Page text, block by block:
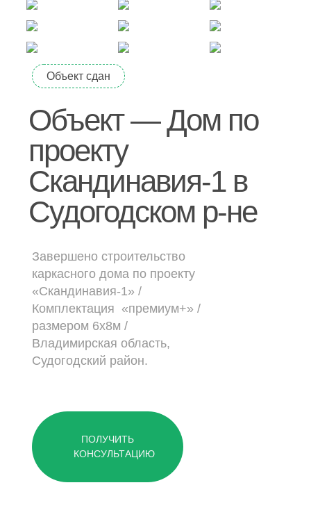
Дачные дома
[ о компании ]
Построенные объекты
Видеообзоры домов
Отзывы о компании
Контакты
[ выставочный дом-офис ]
ул. Куйбышева, д.24А
[ наши соцсети ]
Объект сдан
Объект — Дом по
проекту
Скандинавия-1 в
Судогодском р-не
Завершено строительство
каркасного дома по проекту
«Скандинавия-1» /
Комплектация «премиум+» /
размером 6х8м /
Владимирская область,
Судогодский район.
ПОЛУЧИТЬ
КОНСУЛЬТАЦИЮ